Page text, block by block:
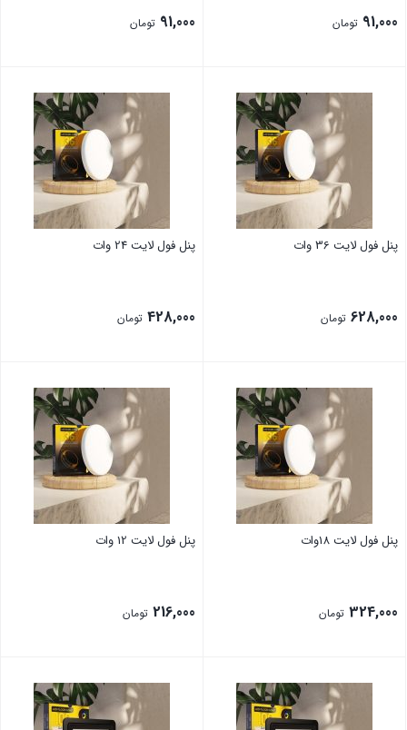
91,000 تومان 91,000 تومان
پنل فول لایت 36 وات
628,000 تومان
پنل فول لایت 24 وات
428,000 تومان
پنل فول لایت 18وات
324,000 تومان
پنل فول لایت 12 وات
216,000 تومان